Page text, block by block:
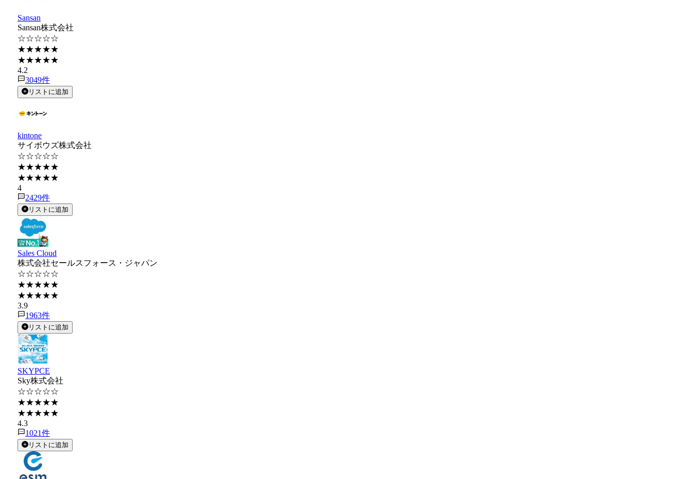
Sansan
Sansan株式会社
☆☆☆☆☆
★★★★★
★★★★★
4.2
3049件
リストに追加
kintone
サイボウズ株式会社
☆☆☆☆☆
★★★★★
★★★★★
4
2429件
リストに追加
Sales Cloud
株式会社セールスフォース・ジャパン
☆☆☆☆☆
★★★★★
★★★★★
3.9
1963件
リストに追加
SKYPCE
Sky株式会社
☆☆☆☆☆
★★★★★
★★★★★
4.3
1021件
リストに追加